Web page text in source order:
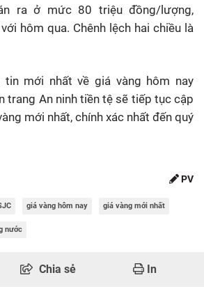
ra ở mức 80 triệu đồng/lượng,
hôm qua. Chênh lệch hai chiều là
tin mới nhất về giá vàng hôm nay
trang An ninh tiền tệ sẽ tiếp tục cập
mới nhất, chính xác nhất đến quý
PV
giá vàng hôm nay giá vàng mới nhất
nước
Chia sẻ In